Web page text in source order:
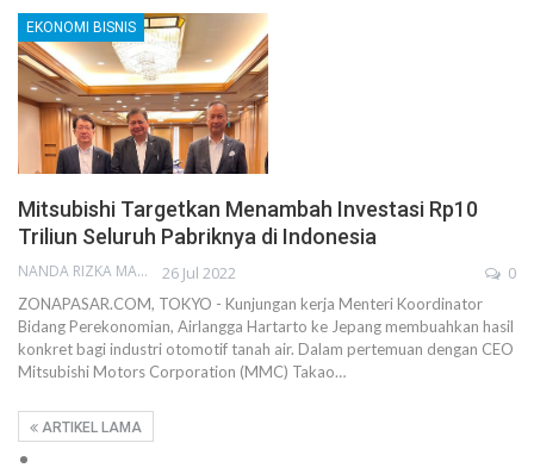
EKONOMI BISNIS
Mitsubishi Targetkan Menambah Investasi Rp10
Triliun Seluruh Pabriknya di Indonesia
NANDA RIZKA MAHENDRA 26 Jul 2022 0
ZONAPASAR.COM, TOKYO - Kunjungan kerja Menteri Koordinator
Bidang Perekonomian, Airlangga Hartarto ke Jepang membuahkan hasil
konkret bagi industri otomotif tanah air. Dalam pertemuan dengan CEO
Mitsubishi Motors Corporation (MMC) Takao…
ARTIKEL LAMA